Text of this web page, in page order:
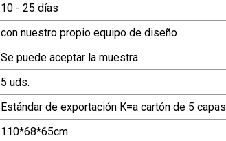
10 - 25 días
con nuestro propio equipo de diseño
Se puede aceptar la muestra
5 uds.
Estándar de exportación K=a cartón de 5 capas
110*68*65cm